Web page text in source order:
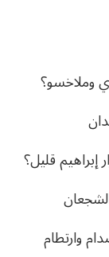
وملاخسو؟
إبراهيم قليل؟
وارتطام